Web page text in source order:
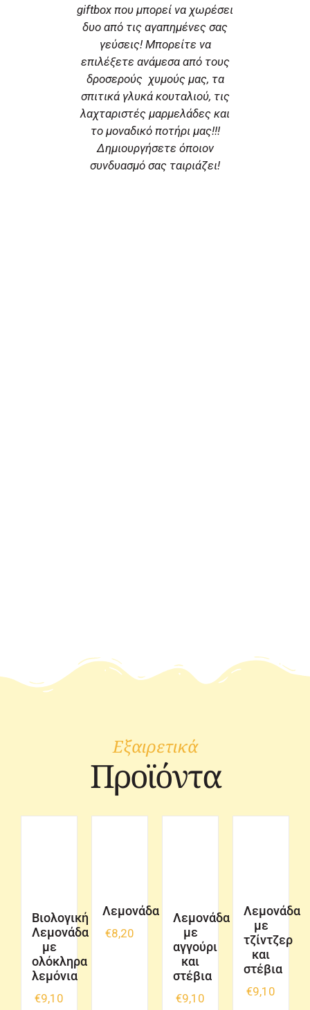
giftbox που μπορεί να χωρέσει
δυο από τις αγαπημένες σας
γεύσεις! Μπορείτε να
επιλέξετε ανάμεσα από τους
δροσερούς χυμούς μας, τα
σπιτικά γλυκά κουταλιού, τις
λαχταριστές μαρμελάδες και
το μοναδικό ποτήρι μας!!!
Δημιουργήσετε όποιον
συνδυασμό σας ταιριάζει!
Εξαιρετικά
Προϊόντα
Βιολογική
Λεμονάδα
με
ολόκληρα
λεμόνια
€9,10
Λεμονάδα
€8,20
Λεμονάδα
με
αγγούρι
και
στέβια
€9,10
Λεμονάδα
με
τζίντζερ
και
στέβια
€9,10